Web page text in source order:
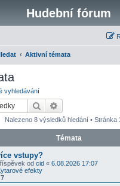
Hudební fórum
Aktivní témata
vyhledávání
Hledat
Nalezeno 8 výsledků hledání • Stránka
Témata
vstupy?
od cid « 6.08.2026 17:07
efekty
7